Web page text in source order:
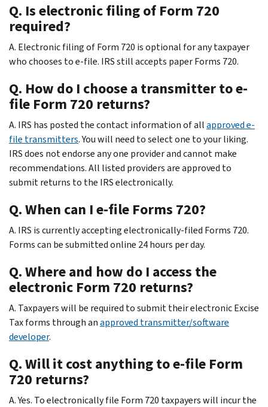
Q. Is electronic filing of Form 720
required?
A. Electronic filing of Form 720 is optional for any taxpayer
who chooses to e-file. IRS still accepts paper Forms 720.
Q. How do I choose a transmitter to e-
file Form 720 returns?
A. IRS has posted the contact information of allapproved e-
file transmitters. You will need to select one to your liking.
IRS does not endorse any one provider and cannot make
recommendations. All listed providers are approved to
submit returns to the IRS electronically.
Q. When can I e-file Forms 720?
A. IRS is currently accepting electronically-filed Forms 720.
Forms can be submitted online 24 hours per day.
Q. Where and how do I access the
electronic Form 720 returns?
A. Taxpayers will be required to submit their electronic Excise
Tax forms through anapproved transmitter/software
developer.
Q. Will it cost anything to e-file Form
720 returns?
A. Yes. To electronically file Form 720 taxpayers will incur the